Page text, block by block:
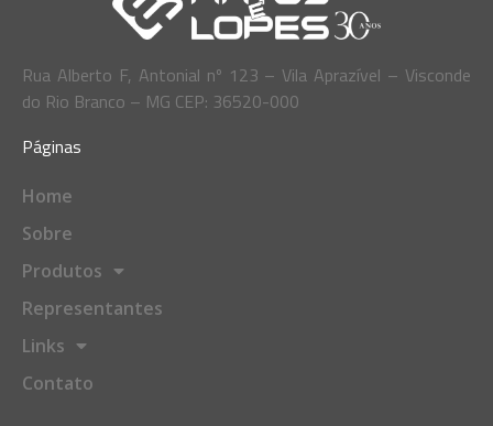
Rua Alberto F, Antonial nº 123 – Vila Aprazível – Visconde
do Rio Branco – MG CEP: 36520-000
Páginas
Home
Sobre
Produtos
Representantes
Links
Contato